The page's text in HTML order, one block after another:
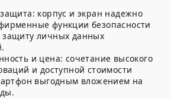
корпус и экран надежно
функции безопасности
защиту личных данных
и цена: сочетание высокого
и доступной стоимости
выгодным вложением на